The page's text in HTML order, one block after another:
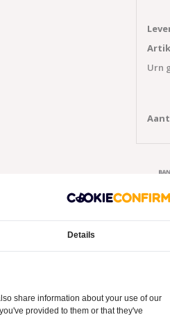
Urn
Details
share information about your use of our
provided to them or that they've